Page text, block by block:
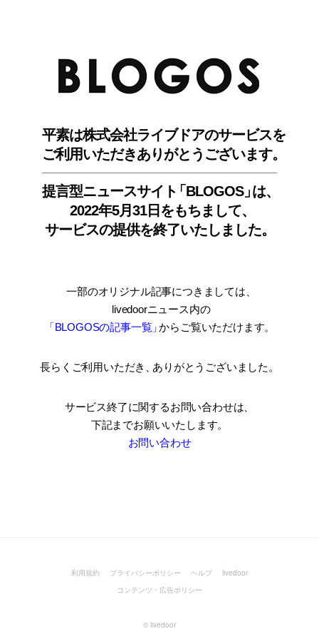
平素は株式会社ライブドアのサービスを
ご利用いただきありがとうございます。
提言型ニュースサイ ト「BLOGOS」は、
2022年5月31日をもちまして、
サービスの提供を終了いたしました。
一部のオリジナル記事につきましては
livedoorニュース内の
「BLOGOSの記事一覧」からご覧いただけます。
長らくご利用いただき ありがとうございました。
サービス終了に関するお問い合わせは、
下記までお願いいたします。
お問い合わせ
利用規約 プライバシーポリシー ヘルプ
livedoor
コンテンツ・広告ポリシー
© livedoor